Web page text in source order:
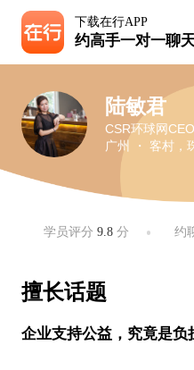
下载在行APP
约高手一对一聊
陆敏君
CSR环球网
广州 ・ 客村，
学员评分9.8 分 约
擅长话题
企业支持公益，究竟是负